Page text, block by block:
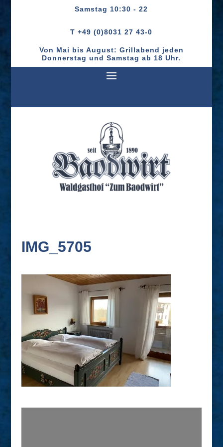
Samstag 10:30 - 22
T +49 (0)8031 27 43-0
Von Mai bis August: Grillabend jeden
Donnerstag und Samstag ab 18 Uhr.
IMG_5705